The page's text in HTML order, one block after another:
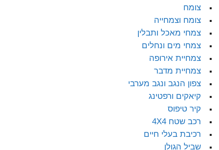
צומח
צומח וצמחייה
צמחי מאכל ותבלין
צמחי מים ונחלים
צמחיית אירופה
צמחיית מדבר
צפון הנגב ונגב מערבי
קיאקים ורפטינג
קיר טיפוס
רכב שטח 4X4
רכיבת בעלי חיים
שביל הגולן